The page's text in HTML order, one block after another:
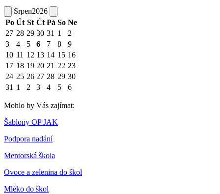
Srpen2026
Po Út St Čt Pá So Ne
27 28 29 30 31 1
2
3
4 5 6 7 8
9
10 11 12 13 14 15 16
17 18 19 20 21 22 23
24 25 26 27 28 29 30
31 1 2 3 4 5 6
Mohlo by Vás zajímat:
Šablony OP JAK
Podpora nadání
Mentorská škola
Ovoce a zelenina do škol
Mléko do škol